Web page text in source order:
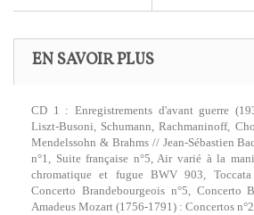
EN SAVOIR PLUS
CD 1 : Enregistrements d'avant guerre
Liszt-Busoni, Schumann, Rachmaninoff,
Mendelssohn & Brahms // Jean-Sébastien
n°1, Suite française n°5, Air varié à la
chromatique et fugue BWV 903,
Concerto Brandebourgeois n°5, Concerto
Amadeus Mozart (1756-1791) : Concertos